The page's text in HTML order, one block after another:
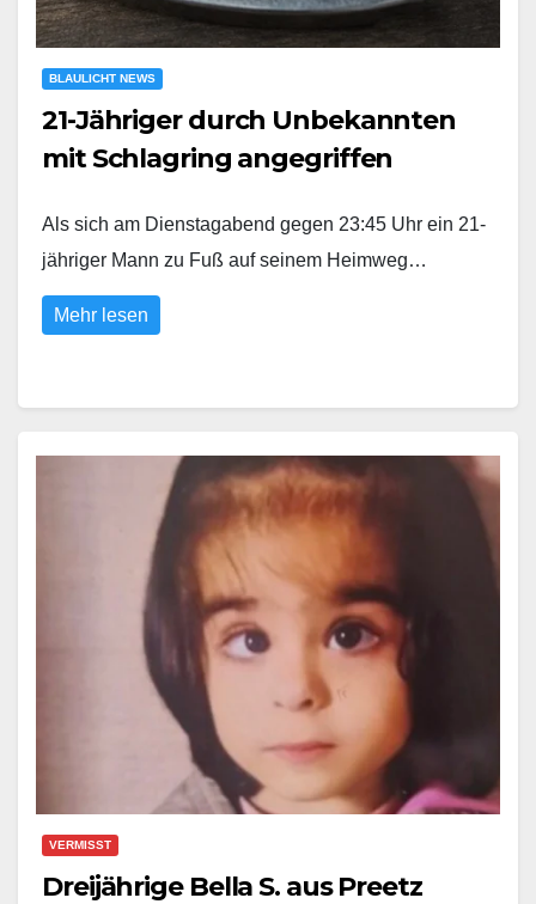
BLAULICHT NEWS
21-Jähriger durch Unbekannten
mit Schlagring angegriffen
Als sich am Dienstagabend gegen 23:45 Uhr ein 21-
jähriger Mann zu Fuß auf seinem Heimweg…
Mehr lesen
VERMISST
Dreijährige Bella S. aus Preetz